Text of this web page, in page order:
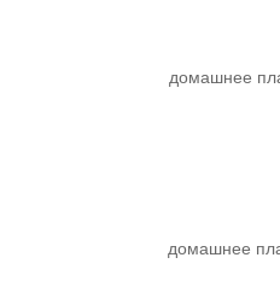
домашнее
домашнее